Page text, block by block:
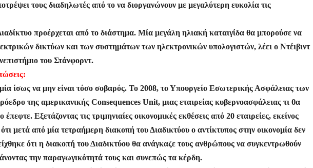
τους διαδηλωτές από το να διοργανώνουν με μεγαλύτερη ευκολία τις
προέρχεται από το διάστημα. Μία μεγάλη ηλιακή καταιγίδα θα μπορούσε να
δικτύων και των συστημάτων των ηλεκτρονικών υπολογιστών, λέει ο Ντέιβιντ
του Στάνφορντ.
ίσως να μην είναι τόσο σοβαρός. Το 2008, το Υπουργείο Εσωτερικής Ασφάλειας των
της αμερικανικής Consequences Unit, μιας εταιρείας κυβερνοασφάλειας τι θα
Εξετάζοντας τις τριμηνιαίες οικονομικές εκθέσεις από 20 εταιρείες, εκείνος
μετά από μία τετραήμερη διακοπή του Διαδικτύου ο αντίκτυπος στην οικονομία δεν
ότι η διακοπή του Διαδικτύου θα ανάγκαζε τους ανθρώπους να συγκεντρωθούν
την παραγωγικότητά τους και συνεπώς τα κέρδη.